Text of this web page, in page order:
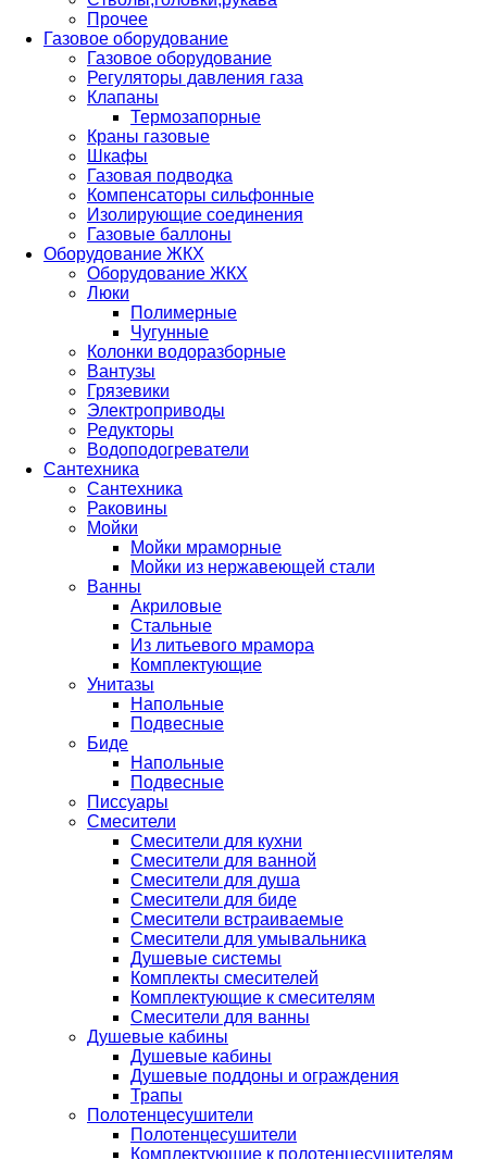
Прочее
Газовое оборудование
Газовое оборудование
Регуляторы давления газа
Клапаны
Термозапорные
Краны газовые
Шкафы
Газовая подводка
Компенсаторы сильфонные
Изолирующие соединения
Газовые баллоны
Оборудование ЖКХ
Оборудование ЖКХ
Люки
Полимерные
Чугунные
Колонки водоразборные
Вантузы
Грязевики
Электроприводы
Редукторы
Водоподогреватели
Сантехника
Сантехника
Раковины
Мойки
Мойки мраморные
Мойки из нержавеющей стали
Ванны
Акриловые
Стальные
Из литьевого мрамора
Комплектующие
Унитазы
Напольные
Подвесные
Биде
Напольные
Подвесные
Писсуары
Смесители
Смесители для кухни
Смесители для ванной
Смесители для душа
Смесители для биде
Смесители встраиваемые
Смесители для умывальника
Душевые системы
Комплекты смесителей
Комплектующие к смесителям
Смесители для ванны
Душевые кабины
Душевые кабины
Душевые поддоны и ограждения
Трапы
Полотенцесушители
Полотенцесушители
Комплектующие к полотенцесушителям